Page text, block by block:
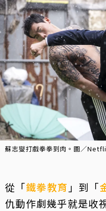
蘇志燮打戲拳拳到肉。圖／
從「鐵拳教育 」到「
仇動作劇幾乎就是收